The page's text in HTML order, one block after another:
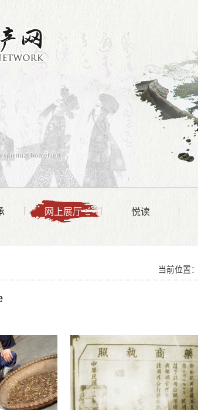
网上展厅 悦读
当前位置